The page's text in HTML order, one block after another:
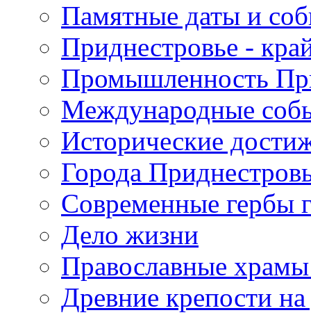
Памятные даты и
Приднестровье -
Промышленность
Международные
Исторические
Города
Современные гербы
Дело жизни
Православные
Древние крепости